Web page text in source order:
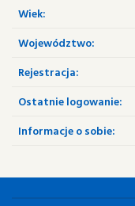
Wiek:
Województwo:
Rejestracja:
Ostatnie logowanie:
Informacje o sobie: